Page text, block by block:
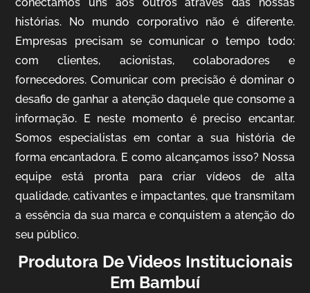
IQVIA
Cobertura de Eventos
histórias. No mundo corporativo não é diferente.
Empresas precisam se comunicar o tempo todo:
com clientes, acionistas, colaboradores e
fornecedores. Comunicar com precisão é dominar o
desafio de ganhar a atenção daquele que consome a
informação. E neste momento é preciso encantar.
Somos especialistas em contar a sua história de
forma encantadora. E como alcançamos isso? Nossa
equipe está pronta para criar vídeos de alta
qualidade, cativantes e impactantes, que transmitam
a essência da sua marca e conquistem a atenção do
seu público.
Produtora De Videos Institucionais
Em Bambuí